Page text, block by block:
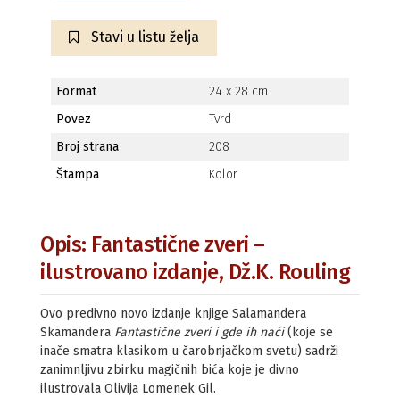
Stavi u listu želja
Format
24 x 28 cm
Povez
Tvrd
Broj strana
208
Štampa
Kolor
Opis: Fantastične zveri –
ilustrovano izdanje, Dž.K. Rouling
Ovo predivno novo izdanje knjige Salamandera
Skamandera Fantastične zveri i gde ih naći(koje se
inače smatra klasikom u čarobnjačkom svetu) sadrži
zanimnljivu zbirku magičnih bića koje je divno
ilustrovala Olivija Lomenek Gil.